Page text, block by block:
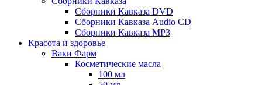
Сборники Кавказа DVD
Сборники Кавказа Audio CD
Сборники Кавказа MP3
Красота и здоровье
Ваки Фарм
Косметические масла
100 мл